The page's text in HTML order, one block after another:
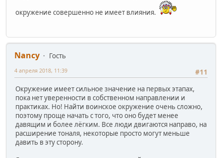
окружение совершенно не имеет влияния.
Nancy
Гость
#11
4 апреля 2018, 11:39
Окружение имеет сильное значение на первых этапах,
пока нет уверенности в собственном направлении и
практиках. Но! Найти воинское окружение очень сложно,
поэтому проще начать с того, что оно будет менее
давящим и более лёгким. Все люди двигаются направо, на
расширение тоналя, некоторые просто могут меньше
давить в эту сторону.